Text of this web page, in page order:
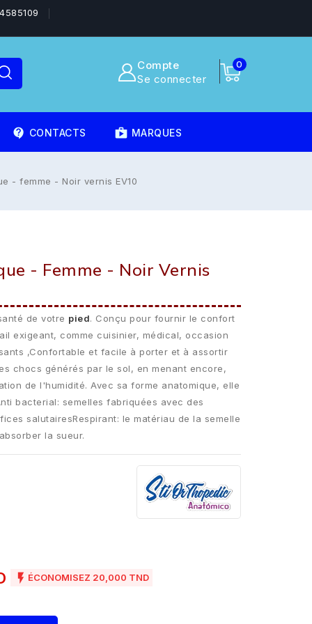
Compte
Se connecter
0
contact_support CONTACTS shoppingmode
MARQUES
- femme - Noir vernis EV10
- Femme - Noir Vernis
de votre pied. Conçu pour fournir le confort
exigeant, comme cuisinier, médical, occasion
,Confortable et facile à porter et à assortir
chocs générés par le sol, en menant encore,
de l'humidité. Avec sa forme anatomique, elle
bacterial: semelles fabriquées avec des
salutairesRespirant: le matériau de la semelle
la sueur.
 ÉCONOMISEZ 20,000 TND